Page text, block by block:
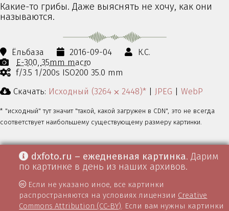
Какие-то грибы. Даже выяснять не хочу, как они
называются.
Ёльбаза 2016-09-04
К.С.
E-300 35mm macro
f/3.5 1/200s ISO200 35.0 mm
Скачать: Исходный (3264 ⨉ 2448)* | JPEG | WebP
* "исходный" тут значит "такой, какой загружен в CDN", это не всегда
соответствует наибольшему существующему размеру картинки.
dxfoto.ru – ежедневная картинка. Дарим
по картинке в день из наших архивов.
Если не указано иное, все картинки
распространяются на условиях лицензии Creative
Commons Attribution (CC-BY) . Если вам нужны картинки